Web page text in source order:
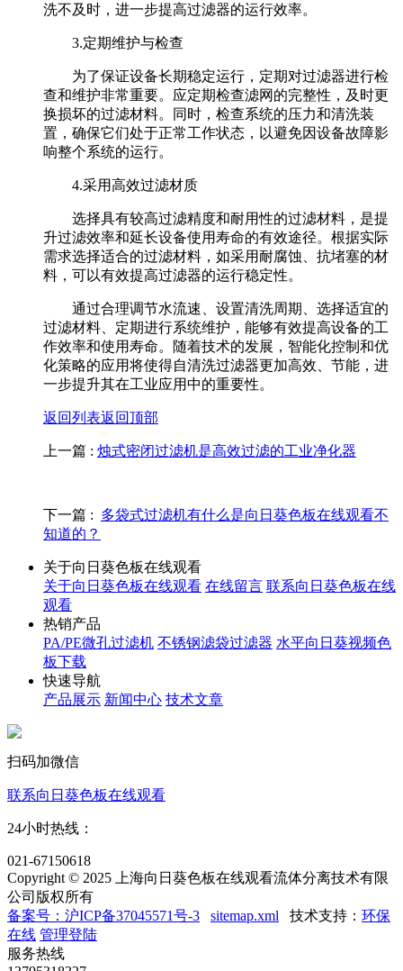
洗不及时，进一步提高过滤器的运行效率。
3.定期维护与检查
为了保证设备长期稳定运行，定期对过滤器进行检
查和维护非常重要。应定期检查滤网的完整性，及时更
换损坏的过滤材料。同时，检查系统的压力和清洗装
置，确保它们处于正常工作状态，以避免因设备故障影
响整个系统的运行。
4.采用高效过滤材质
选择具有较高过滤精度和耐用性的过滤材料，是提
升过滤效率和延长设备使用寿命的有效途径。根据实际
需求选择适合的过滤材料，如采用耐腐蚀、抗堵塞的材
料，可以有效提高过滤器的运行稳定性。
通过合理调节水流速、设置清洗周期、选择适宜的
过滤材料、定期进行系统维护，能够有效提高设备的工
作效率和使用寿命。随着技术的发展，智能化控制和优
化策略的应用将使得自清洗过滤器更加高效、节能，进
一步提升其在工业应用中的重要性。
返回列表返回顶部
上一篇 : 烛式密闭过滤机是高效过滤的工业净化器
下一篇 : 多袋式过滤机有什么是向日葵色板在线观看不
知道的？
关于向日葵色板在线观看
关于向日葵色板在线观看 在线留言 联系向日葵色板在线
观看
热销产品
PA/PE微孔过滤机 不锈钢滤袋过滤器 水平向日葵视频色
板下载
快速导航
产品展示 新闻中心 技术文章
扫码加微信
联系向日葵色板在线观看
24小时热线：
021-67150618
Copyright © 2025 上海向日葵色板在线观看流体分离技术有限
公司版权所有
备案号：沪ICP备37045571号-3
sitemap.xml 技术支持： 环保
在线 管理登陆
服务热线